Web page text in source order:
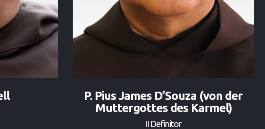
P. Pius James D’Souza (von der
Muttergottes des Karmel)
II Definitor